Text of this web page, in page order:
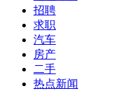
招聘
求职
汽车
房产
二手
热点新闻